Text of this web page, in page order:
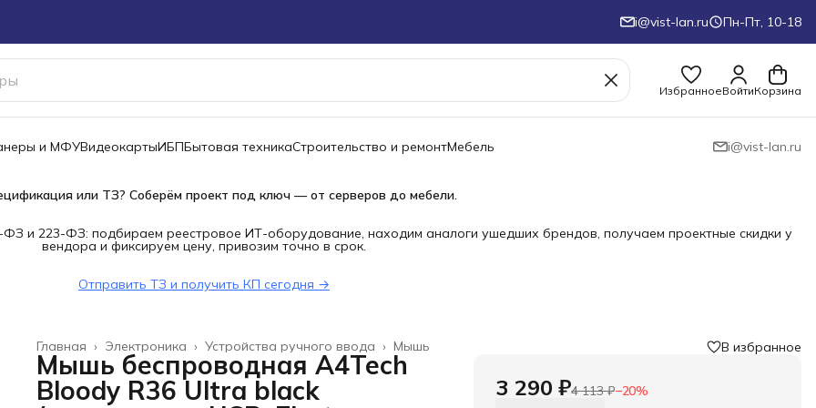
i@vist-lan.ru Пн-Пт, 10-18
ИзбранноеВойтиКорзина
и МФУВидеокартыИБПБытовая техникаСтроительство и ремонтМебель i@vist-lan.ru
или ТЗ? Соберём проект под ключ — от серверов до мебели.
и 223-ФЗ: подбираем реестровое ИТ-оборудование, находим аналоги ушедших брендов, получаем проектные скидки у
вендора и фиксируем цену, привозим точно в срок.
Отправить ТЗ и получить КП сегодня →
Мышь
Устройства ручного ввода ›
Электроника ›
Главная ›
Мышь беспроводная A4Tech
Bloody R36 Ultra black
В избранное
3 290 ₽4 113 ₽−20%